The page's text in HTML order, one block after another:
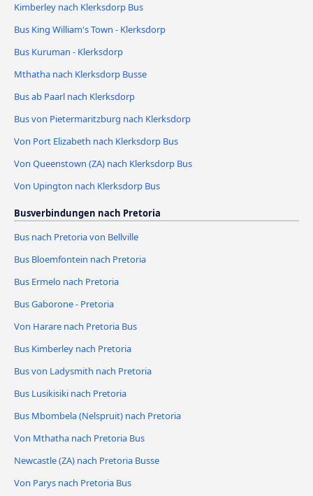
Kimberley nach Klerksdorp Bus
Bus King William's Town - Klerksdorp
Bus Kuruman - Klerksdorp
Mthatha nach Klerksdorp Busse
Bus ab Paarl nach Klerksdorp
Bus von Pietermaritzburg nach Klerksdorp
Von Port Elizabeth nach Klerksdorp Bus
Von Queenstown (ZA) nach Klerksdorp Bus
Von Upington nach Klerksdorp Bus
Busverbindungen nach Pretoria
Bus nach Pretoria von Bellville
Bus Bloemfontein nach Pretoria
Bus Ermelo nach Pretoria
Bus Gaborone - Pretoria
Von Harare nach Pretoria Bus
Bus Kimberley nach Pretoria
Bus von Ladysmith nach Pretoria
Bus Lusikisiki nach Pretoria
Bus Mbombela (Nelspruit) nach Pretoria
Von Mthatha nach Pretoria Bus
Newcastle (ZA) nach Pretoria Busse
Von Parys nach Pretoria Bus